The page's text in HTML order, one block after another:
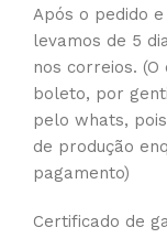
Após o pedido
levamos de 5
nos correios.
boleto, por
pelo whats,
de produção
pagamento)
Certificado de